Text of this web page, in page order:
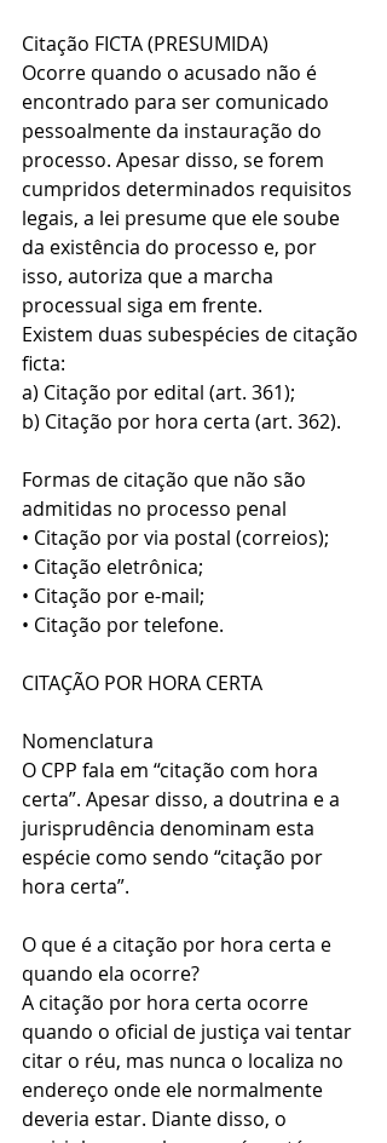
Citação FICTA (PRESUMIDA)
Ocorre quando o acusado não é
encontrado para ser comunicado
pessoalmente da instauração do
processo. Apesar disso, se forem
cumpridos determinados requisitos
legais, a lei presume que ele soube
da existência do processo e, por
isso, autoriza que a marcha
processual siga em frente.
Existem duas subespécies de citação
ficta:
a) Citação por edital (art. 361);
b) Citação por hora certa (art. 362).
Formas de citação que não são
admitidas no processo penal
• Citação por via postal (correios);
• Citação eletrônica;
• Citação por e-mail;
• Citação por telefone.
CITAÇÃO POR HORA CERTA
Nomenclatura
O CPP fala em “citação com hora
certa”. Apesar disso, a doutrina e a
jurisprudência denominam esta
espécie como sendo “citação por
hora certa”.
O que é a citação por hora certa e
quando ela ocorre?
A citação por hora certa ocorre
quando o oficial de justiça vai tentar
citar o réu, mas nunca o localiza no
endereço onde ele normalmente
deveria estar. Diante disso, o